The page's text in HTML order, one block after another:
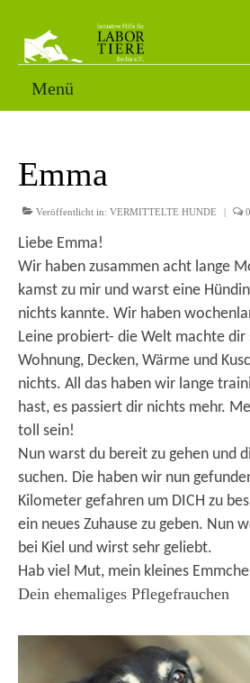
Menü
SORGENFÄLLE
PATENSCHAFT
AKTUELLES
FOTOS
NACH DEM LABOR
ÜBER UNS
KONTAKT
Emma
Veröffentlicht in: VERMITTELTE HUNDE | 0
Liebe Emma!
Wir haben zusammen acht lange
kamst zu mir und warst eine
nichts kannte. Wir haben
Leine probiert- die Welt machte dir
Wohnung, Decken, Wärme und
nichts. All das haben wir lange
hast, es passiert dir nichts mehr.
toll sein!
Nun warst du bereit zu gehen und
suchen. Die haben wir nun
Kilometer gefahren um DICH zu
ein neues Zuhause zu geben. Nun
bei Kiel und wirst sehr geliebt.
Hab viel Mut, mein kleines
Dein ehemaliges Pflegefrauchen